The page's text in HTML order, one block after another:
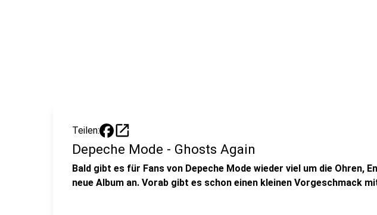
Teilen: open_in_new
Depeche Mode - Ghosts Again
Bald gibt es für Fans von Depeche Mode wieder viel um die Ohren,
neue Album an. Vorab gibt es schon einen kleinen Vorgeschmack